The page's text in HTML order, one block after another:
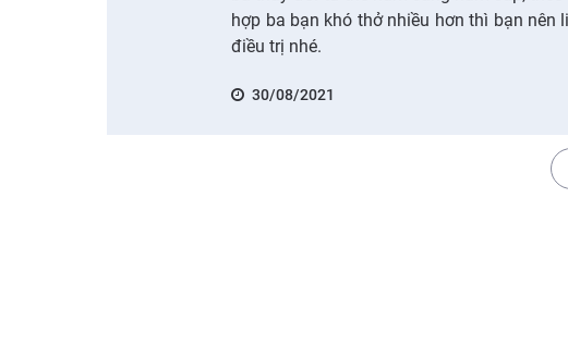
hợp ba bạn khó thở nhiều hơn thì bạn nên
điều trị nhé.
30/08/2021